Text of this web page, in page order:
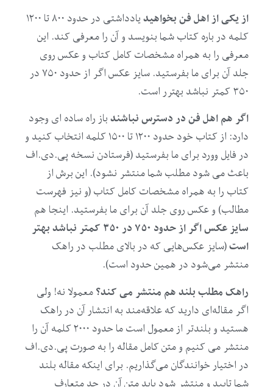
از یکی از اهل فن بخواهید
یادداشتی در حدود ۸۰۰ تا ۱۲۰۰
کلمه در باره کتاب شما بنویسد و آن را معرفی کند. این
معرفی را به همراه مشخصات کامل کتاب و عکس روی
جلد آن برای ما بفرستید. سایز عکس اگر از حدود ۷۵۰ در
۳۵۰ کمتر نباشد بهترر است.
اگر هم اهل فن در دسترس نباشندباز راه ساده ای وجود
دارد: از کتاب خود حدود ۱۲۰۰ تا ۱۵۰۰ کلمه انتخاب کنید و
در فایل وورد برای ما بفرستید (فرستادن نسخه پی.دی.اف
باعث می شود مطلب شما منتشر نشود). این برش از
کتاب را به همراه مشخصات کامل کتاب (و نیز فهرست
مطالب) و عکس روی جلد آن برای ما بفرستید. اینجا هم
سایز عکس اگر از حدود ۷۵۰ در ۳۵۰ کمتر نباشد بهتر
است(سایز عکس‌هایی که در بالای مطلب در راهک
منتشر می‌شود در همین حدود است).
راهک مطلب بلند هم منتشر می کند؟معمولا نه! ولی
اگر مقاله‌ای دارید که علاقه‌مند به انتشار آن در راهک
هستید و بلندتر از معمول است ما حدود ۲۰۰۰ کلمه آن را
منتشر می کنیم و متن کامل مقاله را به صورت پی.دی.اف
در اختیار خوانندگان می‌گذاریم. برای اینکه مقاله بلند
شما تایید و منتشر شود باید متن آن در حد متعارف